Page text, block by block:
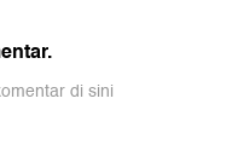
di sini